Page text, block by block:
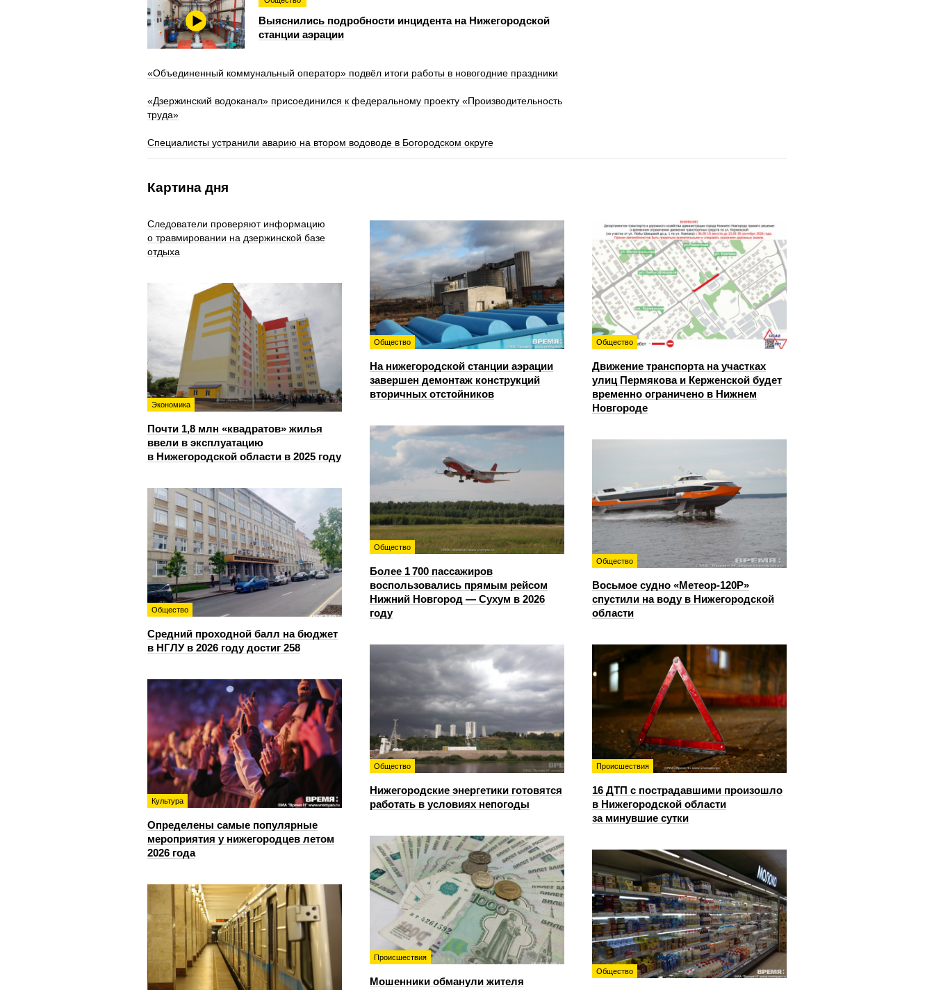
Выяснились подробности инцидента на Нижегородской
станции аэрации
«Объединенный коммунальный оператор» подвёл итоги работы в новогодние праздники
«Дзержинский водоканал» присоединился к федеральному проекту «Производительность
труда»
Специалисты устранили аварию на втором водоводе в Богородском округе
Картина дня
Следователи проверяют информацию
о травмировании на дзержинской базе
отдыха
Общество
На нижегородской станции аэрации
завершен демонтаж конструкций
вторичных отстойников
Общество
Движение транспорта на участках
улиц Пермякова и Керженской будет
временно ограничено в Нижнем
Новгороде
Экономика
Почти 1,8 млн «квадратов» жилья
ввели в эксплуатацию
в Нижегородской области в 2025 году
Общество
Более 1 700 пассажиров
воспользовались прямым рейсом
Нижний Новгород — Сухум в 2026
году
Общество
Восьмое судно «Метеор-120Р»
спустили на воду в Нижегородской
области
Общество
Средний проходной балл на бюджет
в НГЛУ в 2026 году достиг 258
Общество
Нижегородские энергетики готовятся
работать в условиях непогоды
Происшествия
16 ДТП с пострадавшими произошло
в Нижегородской области
за минувшие сутки
Культура
Определены самые популярные
мероприятия у нижегородцев летом
2026 года
Происшествия
Мошенники обманули жителя
Общество